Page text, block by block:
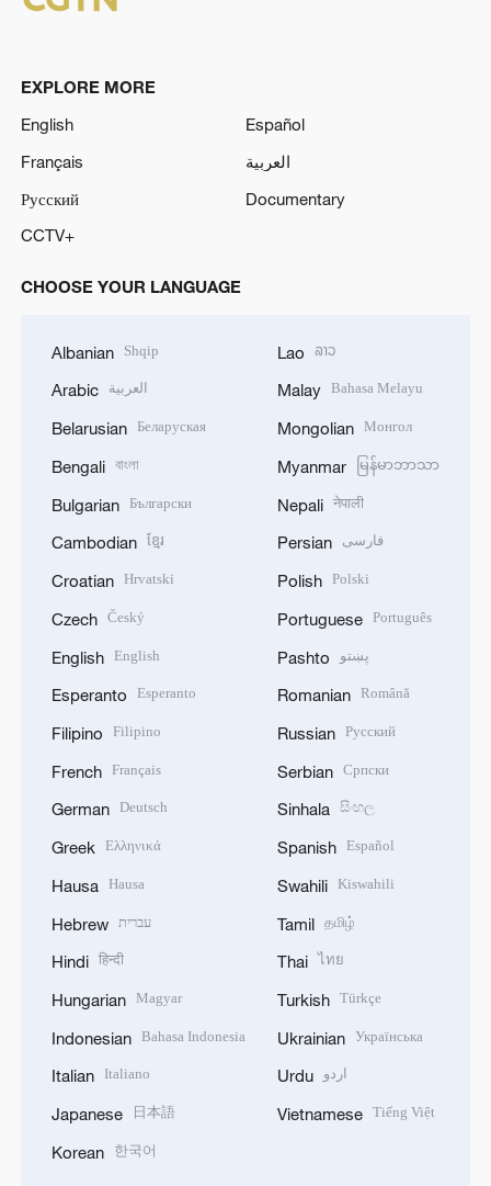
EXPLORE MORE
English
Español
Français
العربية
Русский
Documentary
CCTV+
CHOOSE YOUR LANGUAGE
Albanian Shqip
Arabic العربية
Belarusian Беларуская
Bengali বাংলা
Bulgarian Български
Cambodian ខ្មែរ
Croatian Hrvatski
Czech Český
English English
Esperanto Esperanto
Filipino Filipino
French Français
German Deutsch
Greek Ελληνικά
Hausa Hausa
Hebrew עברית
Hindi हिन्दी
Hungarian Magyar
Indonesian Bahasa Indonesia
Italian Italiano
Japanese 日本語
Korean 한국어
Lao ລາວ
Malay Bahasa Melayu
Mongolian Монгол
Myanmar မြန်မာဘာသာ
Nepali नेपाली
Persian فارسی
Polish Polski
Portuguese Português
Pashto پښتو
Romanian Română
Russian Русский
Serbian Српски
Sinhala සිංහල
Spanish Español
Swahili Kiswahili
Tamil தமிழ்
Thai ไทย
Turkish Türkçe
Ukrainian Українська
Urdu اردو
Vietnamese Tiếng Việt